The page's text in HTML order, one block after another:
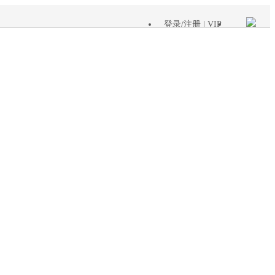
登录/注册| VIP